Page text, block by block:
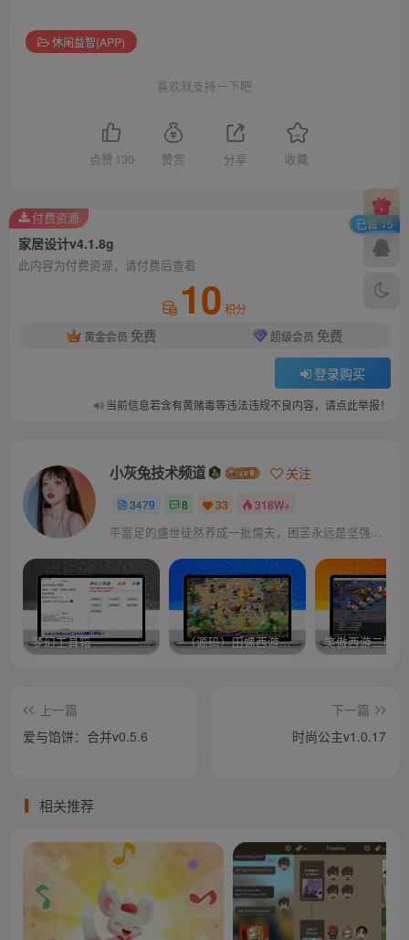
休闲益智(APP)
喜欢就支持一下吧
点赞 130 赞赏 分享 收藏
家居设计v4.1.8g
此内容为付费资源，请付费后查看
10 积分
黄金会员 免费 超级会员 免费
登录购买
当前信息若含有黄赌毒等违法违规不良内容，请点此举报！
付费资源 已售 15
小灰兔技术频道 关注
3479 8 33 318W+
平富足的盛世徒然养成一批懦夫，困苦永远是坚强之母
梦幻工具箱————-免费 –（源码）田螺西游9.0 假人摆摊18门派飞升渡劫化圣助战最新BB谛听…. 笑傲西游二版-
上一篇
爱与馅饼：合并v0.5.6
下一篇
时尚公主v1.0.17
相关推荐